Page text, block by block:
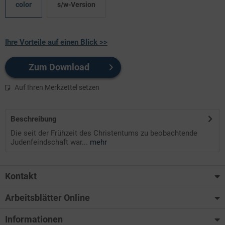
color s/w-Version
Ihre Vorteile auf einen Blick >>
Zum Download
Auf Ihren Merkzettel setzen
Beschreibung
Die seit der Frühzeit des Christentums zu beobachtende
Judenfeindschaft war... mehr
Kontakt
Arbeitsblätter Online
Informationen